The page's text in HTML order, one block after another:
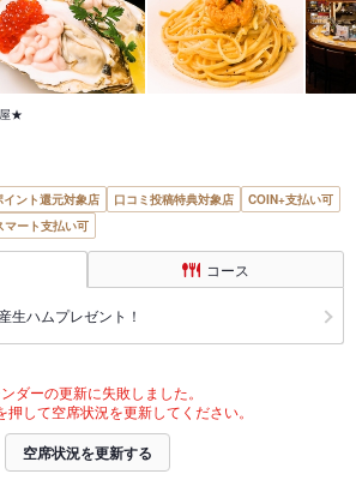
★
イント還元対象店 口コミ投稿特典対象店
COIN+支払い可
マート支払い可
コース
生ハムプレゼント！
ダーの更新に失敗しました。
押して空席状況を更新してください。
空席状況を更新する